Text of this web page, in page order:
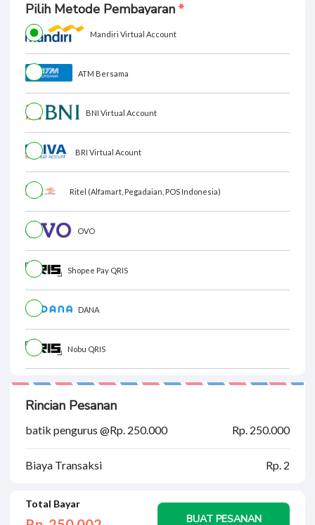
Pilih Metode Pembayaran
Mandiri Virtual Account
ATM Bersama
BNI Virtual Account
BRI Virtual Acount
Ritel (Alfamart, Pegadaian, POS Indonesia)
OVO
Shopee Pay QRIS
DANA
Nobu QRIS
Rincian Pesanan
batik pengurus @Rp. 250.000 Rp. 250.000
Biaya Transaksi Rp. 2
Total Bayar
BUAT PESANAN